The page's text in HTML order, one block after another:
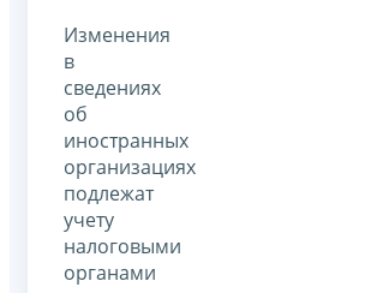
Изменения
в
сведениях
об
иностранных
организациях
подлежат
учету
налоговыми
органами